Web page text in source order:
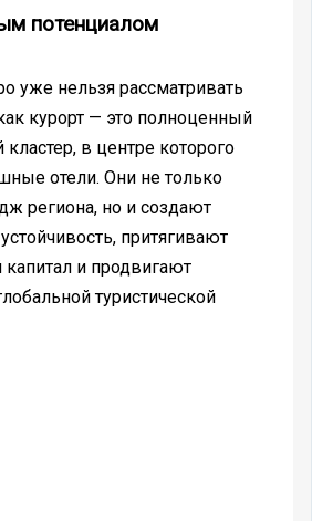
потенциалом
уже нельзя рассматривать
курорт — это полноценный
в центре которого
отели. Они не только
региона, но и создают
притягивают
и продвигают
туристической